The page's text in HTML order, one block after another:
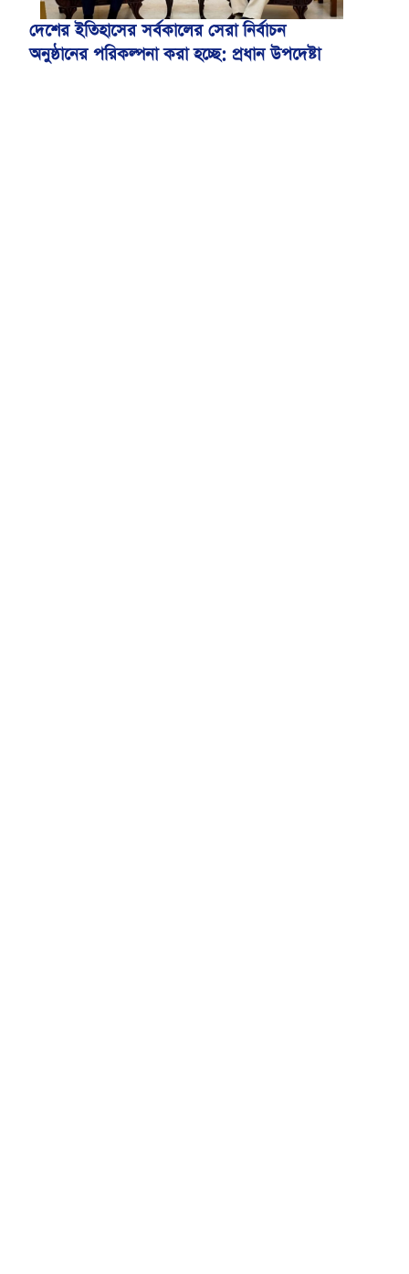
দেশের ইতিহাসের সর্বকালের সেরা নির্বাচন
অনুষ্ঠানের পরিকল্পনা করা হচ্ছে: প্রধান উপদেষ্টা